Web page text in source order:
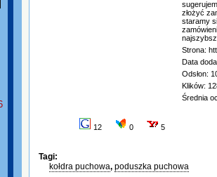
złożyć
staramy
Strona:
Data
Odsłon:
Klików:
Średnia
12 0 5
Tagi:
kołdra puchowa, poduszka puchowa